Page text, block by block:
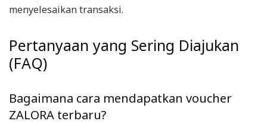
menyelesaikan transaksi.
Pertanyaan yang Sering Diajukan
(FAQ)
Bagaimana cara mendapatkan voucher
ZALORA terbaru?